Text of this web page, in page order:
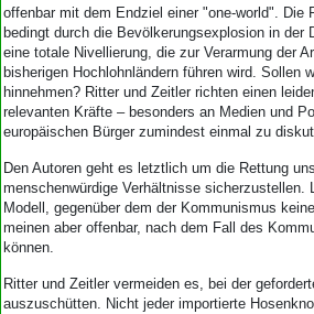
offenbar mit dem Endziel einer "one-world".
bedingt durch die Bevölkerungsexplosion in
eine totale Nivellierung, die zur Verarmung der
bisherigen Hochlohnländern führen wird. Sollen
hinnehmen? Ritter und Zeitler richten einen
relevanten Kräfte – besonders an Medien und
europäischen Bürger zumindest einmal zu
Den Autoren geht es letztlich um die Rettung
menschenwürdige Verhältnisse
Modell, gegenüber dem der Kommunismus
meinen aber offenbar, nach dem Fall des
können.
Ritter und Zeitler vermeiden es, bei der
auszuschütten. Nicht jeder importierte